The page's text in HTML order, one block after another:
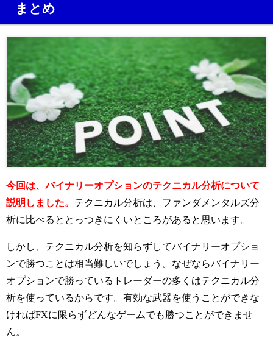
まとめ
今回は、バイナリーオプションのテクニカル分析について
説明しました。 テクニカル分析は、ファンダメンタルズ分
析に比べるととっつきにくいところがあると思います。
しかし、テクニカル分析を知らずしてバイナリーオプショ
ンで勝つことは相当難しいでしょう。 なぜならバイナリー
オプションで勝っているトレーダーの多くはテクニカル分
析を使っているからです。 有効な武器を使うことができな
ければFXに限らずどんなゲームでも勝つことができませ
ん。